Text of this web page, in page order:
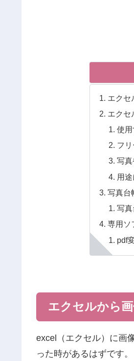
エクセ
エクセ
使
フ
写
用
写真台
写
専用ソ
pdf
エクセルから
excel（エクセル）に画
った時があるはずです。